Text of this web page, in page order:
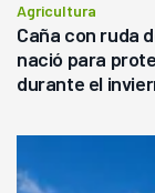
Agricultura
Caña con ruda
nació para
durante el